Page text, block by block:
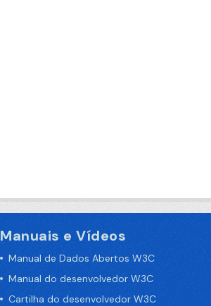
Manuais e Vídeos
Manual de Dados Abertos W3C
Manual do desenvolvedor W3C
Cartilha do desenvolvedor W3C